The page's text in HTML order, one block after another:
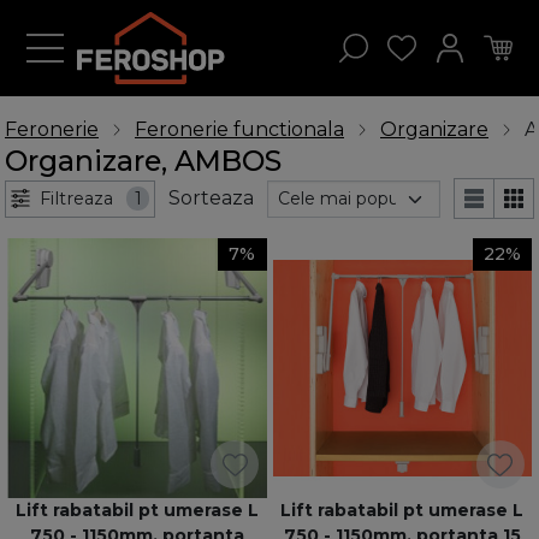
Feronerie Feronerie functionala Organizare
Organizare, AMBOS
Filtreaza 1 Sorteaza
7%
Lift rabatabil pt umerase L
22%
Lift rabatabil pt umerase L